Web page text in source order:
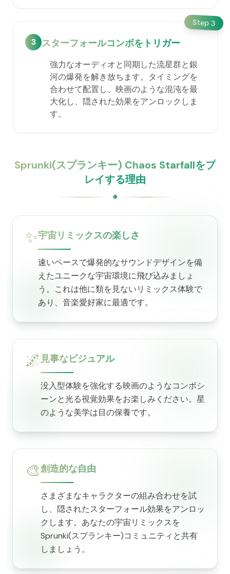
Step 3
3 スターフォールコンボをトリガー
強力なオーディオと同期した流星群と銀
河の爆発を解き放ちます。タイミングを
合わせて配置し、映画のような混沌を最
大化し、隠された効果をアンロックしま
す。
Sprunki(スプランキー) Chaos Starfallをプ
レイする理由
✨宇宙リミックスの楽しさ
速いペースで爆発的なサウンドデザインを備
えたユニークな宇宙環境に飛び込みましょ
う。これは他に類を見ないリミックス体験で
あり、音楽愛好家に最適です。
🌌見事なビジュアル
没入型体験を強化する映画のようなコンボシ
ーンと光る視覚効果をお楽しみください。星
のような美学は目の保養です。
🎨創造的な自由
さまざまなキャラクターの組み合わせを試
し、隠されたスターフォール効果をアンロッ
クします。あなたの宇宙リミックスを
Sprunki(スプランキー)コミュニティと共有
しましょう。